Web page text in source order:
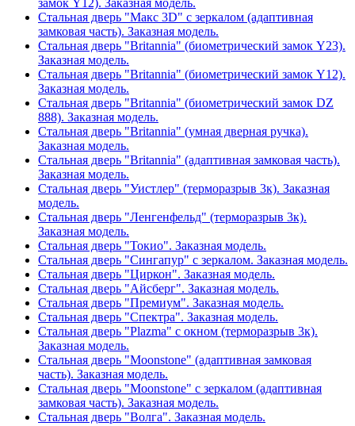
замок Y12). Заказная модель.
Стальная дверь "Макс 3D" с зеркалом (адаптивная
замковая часть). Заказная модель.
Стальная дверь "Britannia" (биометрический замок Y23).
Заказная модель.
Стальная дверь "Britannia" (биометрический замок Y12).
Заказная модель.
Стальная дверь "Britannia" (биометрический замок DZ
888). Заказная модель.
Стальная дверь "Britannia" (умная дверная ручка).
Заказная модель.
Стальная дверь "Britannia" (адаптивная замковая часть).
Заказная модель.
Стальная дверь "Уистлер" (терморазрыв 3к). Заказная
модель.
Стальная дверь "Ленгенфельд" (терморазрыв 3к).
Заказная модель.
Стальная дверь "Токио". Заказная модель.
Стальная дверь "Сингапур" с зеркалом. Заказная модель.
Стальная дверь "Циркон". Заказная модель.
Стальная дверь "Айсберг". Заказная модель.
Стальная дверь "Премиум". Заказная модель.
Стальная дверь "Спектра". Заказная модель.
Стальная дверь "Plazma" с окном (терморазрыв 3к).
Заказная модель.
Стальная дверь "Moonstone" (адаптивная замковая
часть). Заказная модель.
Стальная дверь "Moonstone" с зеркалом (адаптивная
замковая часть). Заказная модель.
Стальная дверь "Волга". Заказная модель.